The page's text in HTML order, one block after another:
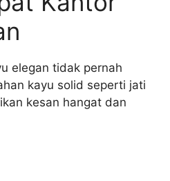
elegan tidak pernah
kayu solid seperti jati
kesan hangat dan